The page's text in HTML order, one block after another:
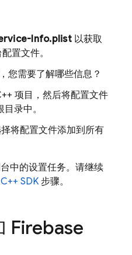
Info.plist以获取
置文件。
您需要了解哪些信息？
项目，然后将配置文件
录中。
将配置文件添加到所有
中的设置任务。请继续
SDK 步骤。
Firebase